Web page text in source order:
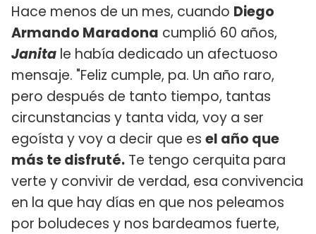
Hace menos de un mes, cuando Diego
Armando Maradona cumplió 60 años,
Janita le había dedicado un afectuoso
mensaje. "Feliz cumple, pa. Un año raro,
pero después de tanto tiempo, tantas
circunstancias y tanta vida, voy a ser
egoísta y voy a decir que es el año que
más te disfruté. Te tengo cerquita para
verte y convivir de verdad, esa convivencia
en la que hay días en que nos peleamos
por boludeces y nos bardeamos fuerte,